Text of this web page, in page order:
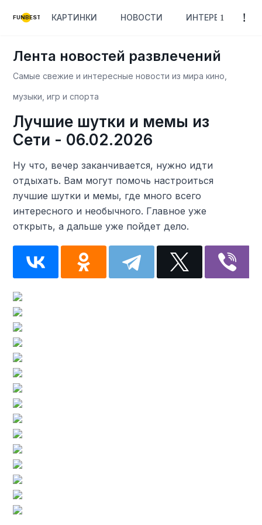
FUNBEST КАРТИНКИ НОВОСТИ ИНТЕРЕСНОЕ
Лента новостей развлечений
Самые свежие и интересные новости из мира кино,
музыки, игр и спорта
Лучшие шутки и мемы из
Сети - 06.02.2026
Ну что, вечер заканчивается, нужно идти
отдыхать. Вам могут помочь настроиться
лучшие шутки и мемы, где много всего
интересного и необычного. Главное уже
открыть, а дальше уже пойдет дело.